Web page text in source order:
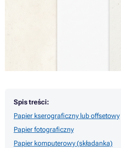
Spis treści:
Papier kserograficzny lub offsetowy
Papier fotograficzny
Papier komputerowy (składanka)